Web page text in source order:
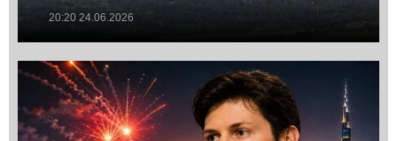
20:20 24.06.2026